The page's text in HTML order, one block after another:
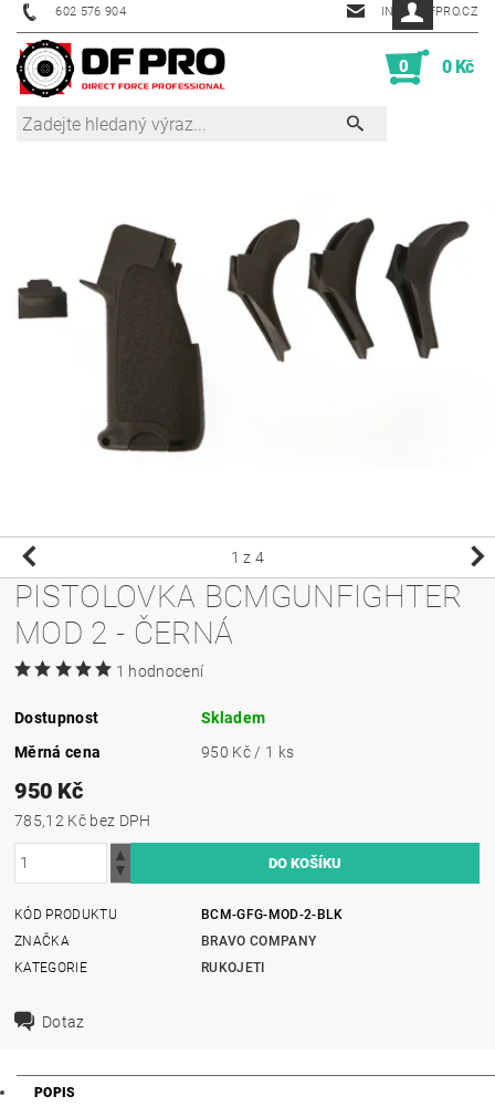
602 576 904 INFO@DFPRO.CZ
0 0 Kč
1 z 4
PISTOLOVKA BCMGUNFIGHTER
MOD 2 - ČERNÁ
1 hodnocení
Dostupnost
Skladem
Měrná cena
950 Kč / 1 ks
950 Kč
785,12 Kč bez DPH
KÓD PRODUKTU
BCM-GFG-MOD-2-BLK
ZNAČKA
BRAVO COMPANY
KATEGORIE
RUKOJETI
Dotaz
POPIS